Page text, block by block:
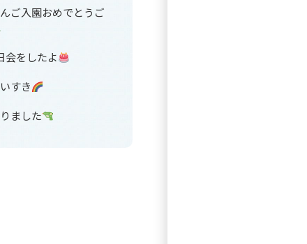
ご入園おめでとうご
会をしたよ
すき
ました